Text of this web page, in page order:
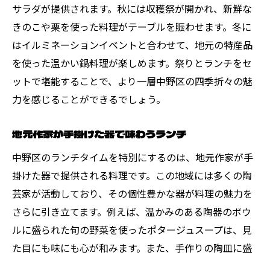
サラダが提供されます。秋には収穫祭が開かれ、新鮮な
きのこや栗を使った料理がテーブルを賑わせます。冬に
はイルミネーションイベントと合わせて、地元の特産品
を使った温かい鍋料理が楽しめます。祭りとランチをセ
ットで堪能することで、より一層中野区の四季折々の魅
力を感じることができるでしょう。
地元作家が手掛けた器で味わうランチ
中野区のランチタイムを特別にするのは、地元作家が手
掛けた器で提供される料理です。この地域には多くの陶
芸家が活動しており、その個性豊かな器が料理の魅力を
さらに引き立てます。例えば、温かみのある陶器のボウ
ルに盛られた旬の野菜を使ったポタージュスープは、見
た目にも味にも心が和みます。また、手作りの陶皿に盛